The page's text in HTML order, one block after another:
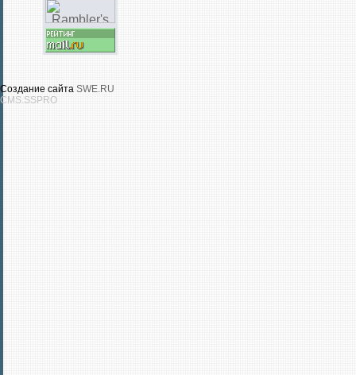
Создание сайта SWE.RU
CMS.SSPRO